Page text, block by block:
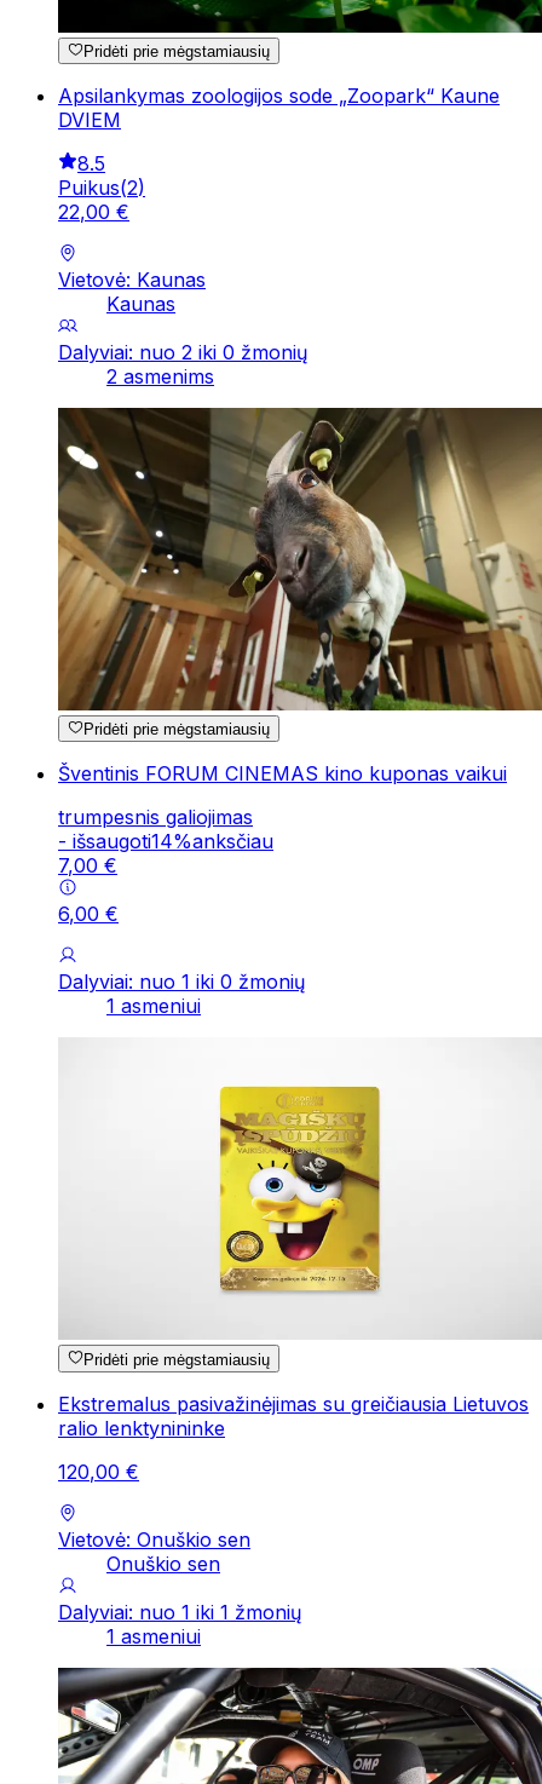
Pridėti prie mėgstamiausių
Apsilankymas zoologijos sode „Zoopark“ Kaune
DVIEM
8.5
Puikus(2)
22,00 €
Vietovė: Kaunas
Kaunas
Dalyviai: nuo 2 iki 0 žmonių
2 asmenims
Pridėti prie mėgstamiausių
Šventinis FORUM CINEMAS kino kuponas vaikui
trumpesnis galiojimas
- išsaugoti14%anksčiau
7,00 €
6,00 €
Dalyviai: nuo 1 iki 0 žmonių
1 asmeniui
Pridėti prie mėgstamiausių
Ekstremalus pasivažinėjimas su greičiausia Lietuvos
ralio lenktynininke
120,00 €
Vietovė: Onuškio sen
Onuškio sen
Dalyviai: nuo 1 iki 1 žmonių
1 asmeniui